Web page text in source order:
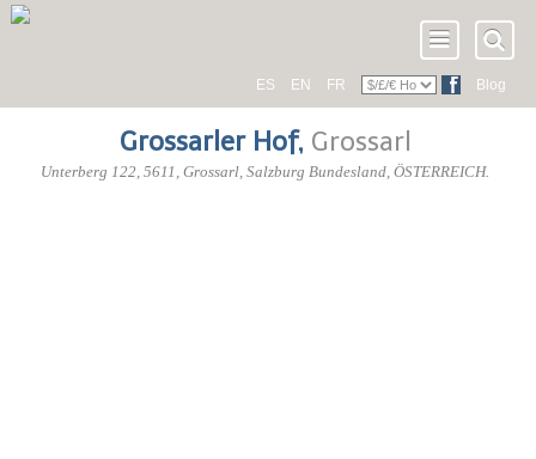
ES EN FR Blog
Grossarler Hof, Grossarl
Unterberg 122,5611 , Grossarl,Salzburg Bundesland,ÖSTERREICH.